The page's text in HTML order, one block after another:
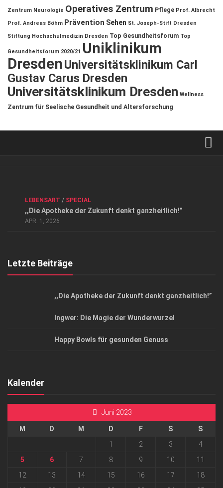
Zentrum Neurologie Operatives Zentrum Pflege Prof. Albrecht
Prof. Andreas Böhm Prävention Sehen St. Joseph-Stift Dresden
Stiftung Hochschulmedizin Dresden Top Gesundheitsforum Top
Gesundheitsforum 2020/21 Uniklinikum
DresdenUniversitätsklinikum Carl
Gustav Carus Dresden
Universitätsklinikum Dresden Wellness
Zentrum für Seelische Gesundheit und Altersforschung
Datenschutzerklärung
Top Magazin Dresden / Ostsachsen
LEBENSART / SPECIAL
,,Die Apotheke der Zukunft denkt ganzheitlich!”
APR. 1, 2026
Letzte Beiträge
,,Die Apotheke der Zukunft denkt ganzheitlich!”
Ingwer: Die Magie der Wunderwurzel
Happy Bowls für gesunden Genuss
Kalender
Juni 2023
M D M D F S
S
1
2 3
4
5
6 7 8 9 10
11
12
13 14 15 16 17
18